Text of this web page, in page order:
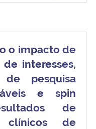
o impacto de
interesses,
de pesquisa
e spin
de
clínicos de